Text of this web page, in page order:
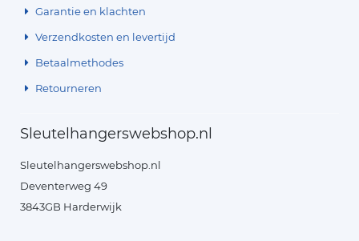
Garantie en klachten
Verzendkosten en levertijd
Betaalmethodes
Retourneren
Sleutelhangerswebshop.nl
Sleutelhangerswebshop.nl
Deventerweg 49
3843GB Harderwijk